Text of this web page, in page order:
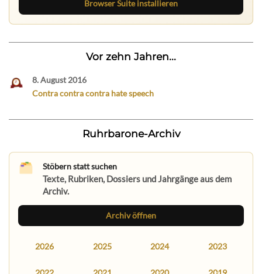
Browser Suite installieren
Vor zehn Jahren...
8. August 2016
Contra contra contra hate speech
Ruhrbarone-Archiv
Stöbern statt suchen
Texte, Rubriken, Dossiers und Jahrgänge aus dem
Archiv.
Archiv öffnen
2026 2025 2024 2023